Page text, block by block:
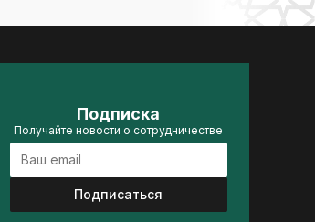
Подписка
Получайте новости о сотрудничестве
Подписаться